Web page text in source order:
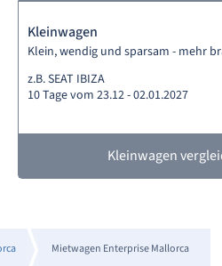
Kleinwagen
Klein, wendig und sparsam - mehr
z.B. SEAT IBIZA
10 Tage vom 23.12 - 02.01.2027
Kleinwagen
Mietwagen Enterprise Mallorca